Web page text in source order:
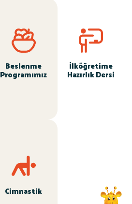
Beslenme
Programımız
İlköğretime
Hazırlık Dersi
Cimnastik